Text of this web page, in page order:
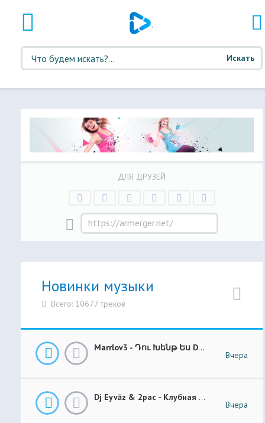
Искать
ДЛЯ ДРУЗЕЙ
Новинки музыки
Всего: 10677 треков
Marrlov3 - Դու Խենթ Ես Du Khent Es COVER
Вчера
Dj Eyvāz & 2pac - Клубная Музыка “ Luxury Money “ Club Remix (BASS BOOSTED)
Вчера